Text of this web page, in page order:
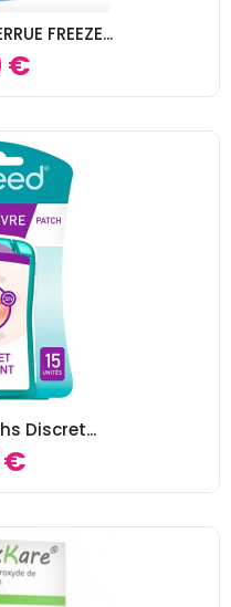
FREEZE...
€
Discret...
€